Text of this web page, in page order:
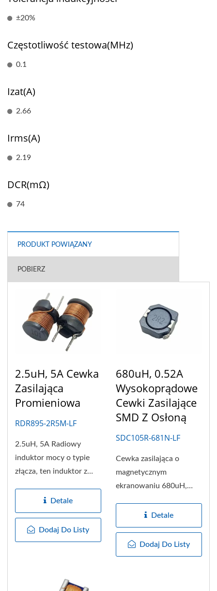
±20%
Częstotliwość testowa(MHz)
0.1
Izat(A)
2.66
Irms(A)
2.19
DCR(mΩ)
74
PRODUKT POWIĄZANY
POBIERZ
2.5uH, 5A Cewka
Zasilająca
Promieniowa
RDR895-2R5M-LF
2.5uH, 5A Radiowy
induktor mocy o typie
złącza, ten induktor z
magnetycznym,...
Detale
Dodaj Do Listy
680uH, 0.52A
Wysokoprądowe
Cewki Zasilające
SMD Z Osłoną
SDC105R-681N-LF
Cewka zasilająca o
magnetycznym
ekranowaniu 680uH,
10.3x10.5x5.1mm.
Obudowa...
Detale
Dodaj Do Listy